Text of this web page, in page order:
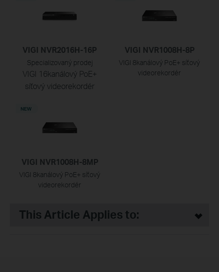
VIGI NVR2016H-16P
Specializovaný prodej
VIGI 16kanálový PoE+
síťový videorekordér
VIGI NVR1008H-8P
VIGI 8kanálový PoE+ síťový
videorekordér
VIGI NVR1008H-8MP
VIGI 8kanálový PoE+ síťový
videorekordér
NEW
This Article Applies to: